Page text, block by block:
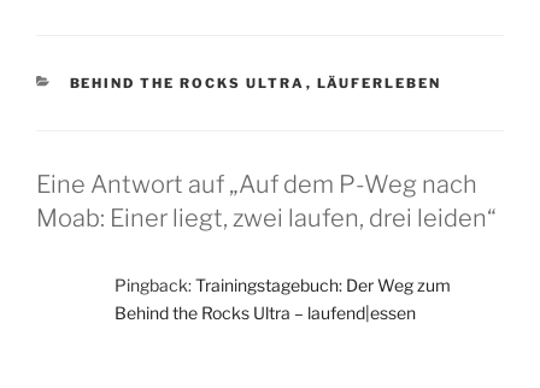
KATEGORIEN
BEHIND THE ROCKS ULTRA , LÄUFERLEBEN
Eine Antwort auf „Auf dem P-Weg nach
Moab: Einer liegt, zwei laufen, drei leiden“
Pingback:Trainingstagebuch: Der Weg zum
Behind the Rocks Ultra – laufend|essen